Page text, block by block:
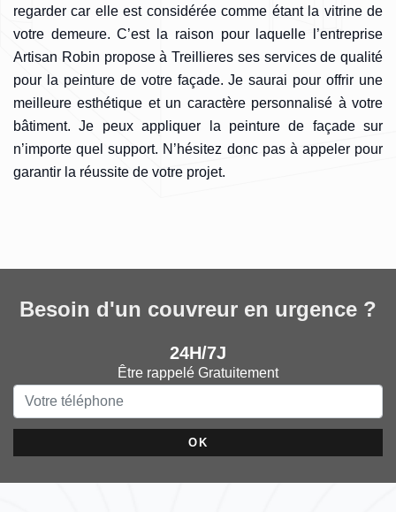
regarder car elle est considérée comme étant la vitrine de
votre demeure. C’est la raison pour laquelle l’entreprise
Artisan Robin propose à Treillieres ses services de qualité
pour la peinture de votre façade. Je saurai pour offrir une
meilleure esthétique et un caractère personnalisé à votre
bâtiment. Je peux appliquer la peinture de façade sur
n’importe quel support. N’hésitez donc pas à appeler pour
garantir la réussite de votre projet.
Besoin d'un couvreur en urgence ?
24H/7J
Être rappelé Gratuitement